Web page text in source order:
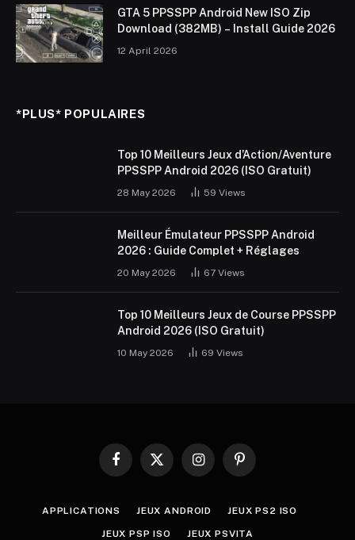
GTA 5 PPSSPP Android New ISO Zip
Download (382MB) – Install Guide 2026
12 April 2026
*PLUS* POPULAIRES
Top 10 Meilleurs Jeux d’Action/Aventure
PPSSPP Android 2026 (ISO Gratuit)
28 May 2026 59 Views
Meilleur Émulateur PPSSPP Android
2026 : Guide Complet + Réglages
20 May 2026 67 Views
Top 10 Meilleurs Jeux de Course PPSSPP
Android 2026 (ISO Gratuit)
10 May 2026 69 Views
Facebook
X
InstagramPinterest
APPLICATIONS JEUX ANDROID JEUX PS2 ISO
JEUX PSP ISO JEUX PSVITA